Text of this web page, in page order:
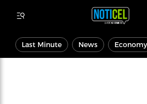
Last Minute News Economy